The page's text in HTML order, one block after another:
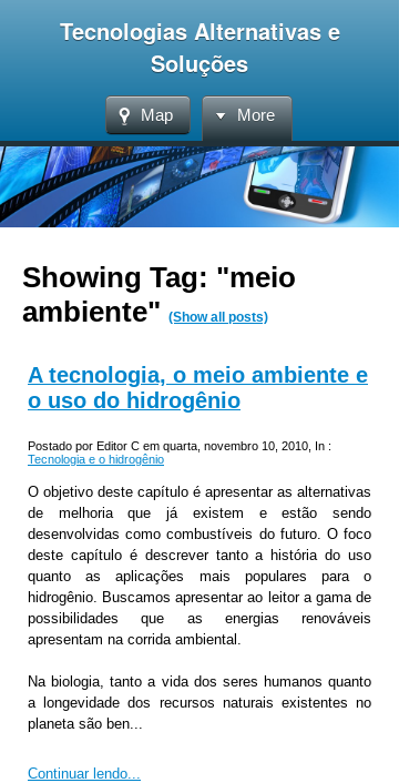
Tecnologias Alternativas e
Soluções
Map More
Showing Tag: "meio
ambiente" (Show all posts)
A tecnologia, o meio ambiente e
o uso do hidrogênio
Postado por Editor C em quarta, novembro 10, 2010, In :
Tecnologia e o hidrogênio
O objetivo deste capítulo é apresentar as alternativas
de melhoria que já existem e estão sendo
desenvolvidas como combustíveis do futuro. O foco
deste capítulo é descrever tanto a história do uso
quanto as aplicações mais populares para o
hidrogênio. Buscamos apresentar ao leitor a gama de
possibilidades que as energias renováveis
apresentam na corrida ambiental.
Na biologia, tanto a vida dos seres humanos quanto
a longevidade dos recursos naturais existentes no
planeta são ben...
Continuar lendo...